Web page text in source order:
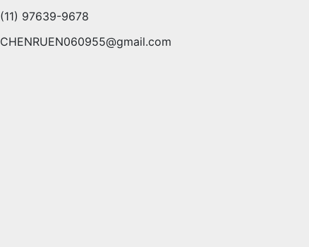
(11) 97639-9678
CHENRUEN060955@gmail.com